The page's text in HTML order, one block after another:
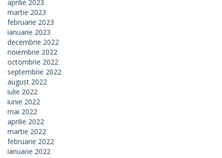
aprilie 2023
martie 2023
februarie 2023
ianuarie 2023
decembrie 2022
noiembrie 2022
octombrie 2022
septembrie 2022
august 2022
iulie 2022
iunie 2022
mai 2022
aprilie 2022
martie 2022
februarie 2022
ianuarie 2022